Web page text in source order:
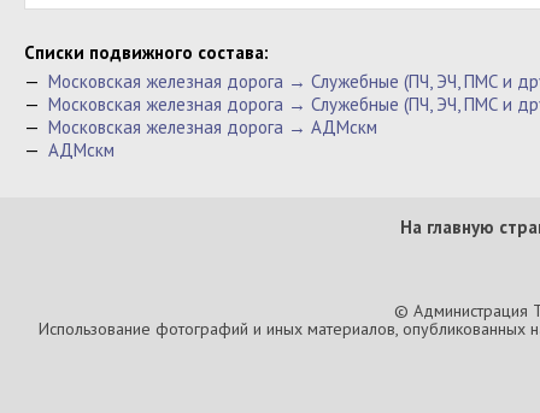
Cписки подвижного состава:
— Московская железная дорога → Служебные (ПЧ, ЭЧ, ПМС и
— Московская железная дорога → Служебные (ПЧ, ЭЧ, ПМС и
— Московская железная дорога → АДМскм
— АДМскм
На главную
© Администрация
Использование фотографий и иных материалов, опубликованных